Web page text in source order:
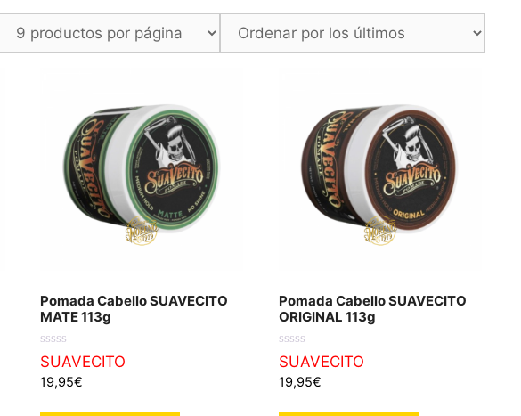
Pomada Cabello SUAVECITO
MATE 113g
0
d
e
SUAVECITO
19,95€
Pomada Cabello SUAVECITO
ORIGINAL 113g
0
d
e
SUAVECITO
19,95€